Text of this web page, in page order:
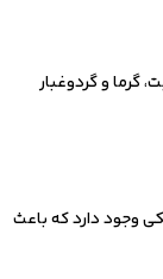
گرما و گردوغبار
وجود دارد که باعث